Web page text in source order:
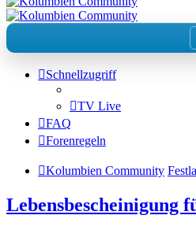
Schnellzugriff
TV Live
FAQ
Forenregeln
Kolumbien Community
Lebensbescheinigung